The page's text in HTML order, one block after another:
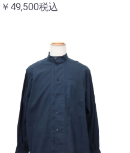
￥49,500税込